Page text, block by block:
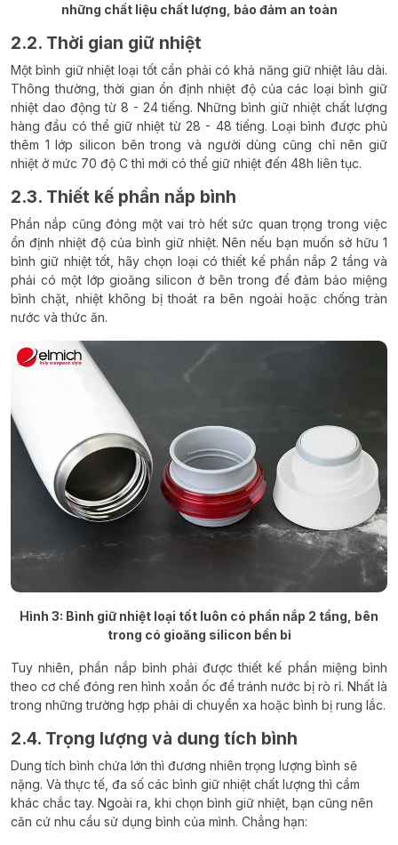
những chất liệu chất lượng, bảo đảm an toàn
2.2. Thời gian giữ nhiệt
Một bình giữ nhiệt loại tốt cần phải có khả năng giữ nhiệt lâu dài.
Thông thường, thời gian ổn định nhiệt độ của các loại bình giữ
nhiệt dao động từ 8 - 24 tiếng. Những bình giữ nhiệt chất lượng
hàng đầu có thể giữ nhiệt từ 28 - 48 tiếng. Loại bình được phủ
thêm 1 lớp silicon bên trong và người dùng cũng chỉ nên giữ
nhiệt ở mức 70 độ C thì mới có thể giữ nhiệt đến 48h liên tục.
2.3. Thiết kế phần nắp bình
Phần nắp cũng đóng một vai trò hết sức quan trọng trong việc
ổn định nhiệt độ của bình giữ nhiệt. Nên nếu bạn muốn sở hữu 1
bình giữ nhiệt tốt, hãy chọn loại có thiết kế phần nắp 2 tầng và
phải có một lớp gioăng silicon ở bên trong để đảm bảo miệng
bình chặt, nhiệt không bị thoát ra bên ngoài hoặc chống tràn
nước và thức ăn.
Hình 3: Bình giữ nhiệt loại tốt luôn có phần nắp 2 tầng, bên
trong có gioăng silicon bền bỉ
Tuy nhiên, phần nắp bình phải được thiết kế phần miệng bình
theo cơ chế đóng ren hình xoắn ốc để tránh nước bị rò rỉ. Nhất là
trong những trường hợp phải di chuyển xa hoặc bình bị rung lắc.
2.4. Trọng lượng và dung tích bình
Dung tích bình chứa lớn thì đương nhiên trọng lượng bình sẽ
nặng. Và thực tế, đa số các bình giữ nhiệt chất lượng thì cầm
khác chắc tay. Ngoài ra, khi chọn bình giữ nhiệt, bạn cũng nên
căn cứ nhu cầu sử dụng bình của mình. Chẳng hạn: